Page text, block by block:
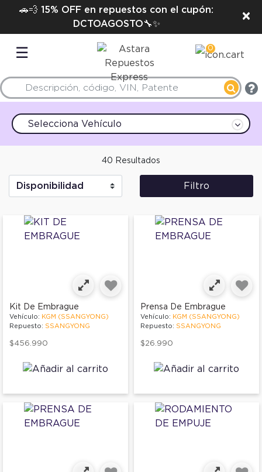
🚗💨 15% OFF en repuestos con el cupón:
DCTOAGOSTO🔧✨
×
☰ 0
Selecciona Vehículo
40 Resultados
Filtro
Kit De Embrague
Vehículo: KGM (SSANGYONG)
Repuesto: SSANGYONG
$456.990
Prensa De Embrague
Vehículo: KGM (SSANGYONG)
Repuesto: SSANGYONG
$26.990